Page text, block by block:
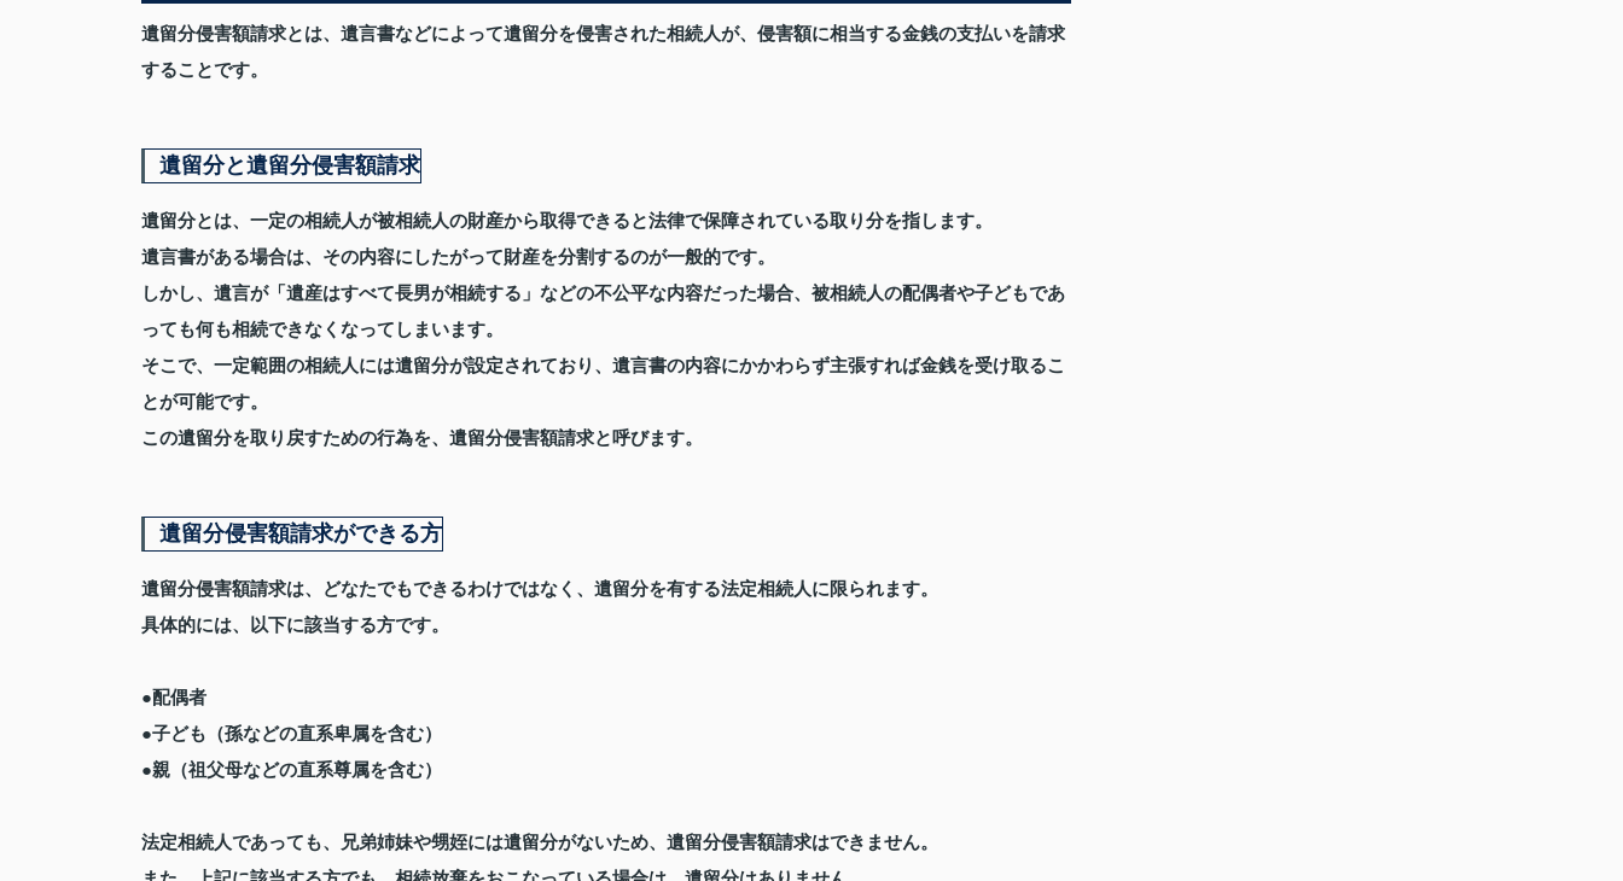
遺留分侵害額請求とは、遺言書などによって遺留分を侵害された相続人が、侵害額に相当する金銭の支払いを請求
することです。
遺留分と遺留分侵害額請求
遺留分とは、一定の相続人が被相続人の財産から取得できると法律で保障されている取り分を指します。
遺言書がある場合は、その内容にしたがって財産を分割するのが一般的です。
しかし、遺言が「遺産はすべて長男が相続する」などの不公平な内容だった場合、被相続人の配偶者や子どもであ
っても何も相続できなくなってしまいます。
そこで、一定範囲の相続人には遺留分が設定されており、遺言書の内容にかかわらず主張すれば金銭を受け取るこ
とが可能です。
この遺留分を取り戻すための行為を、遺留分侵害額請求と呼びます。
遺留分侵害額請求ができる方
遺留分侵害額請求は、どなたでもできるわけではなく、遺留分を有する法定相続人に限られます。
具体的には、以下に該当する方です。
●配偶者
●子ども（孫などの直系卑属を含む）
●親（祖父母などの直系尊属を含む）
法定相続人であっても、兄弟姉妹や甥姪には遺留分がないため、遺留分侵害額請求はできません。